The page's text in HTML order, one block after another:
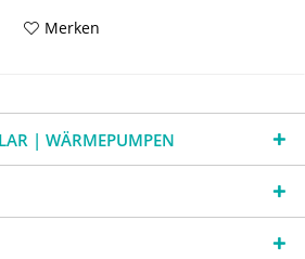
Merken
| WÄRMEPUMPEN